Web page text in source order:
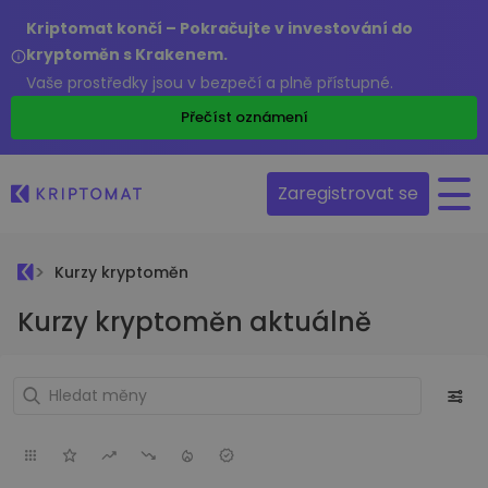
Kriptomat končí – Pokračujte v investování do
kryptoměn s Krakenem.
Vaše prostředky jsou v bezpečí a plně přístupné.
Přečíst oznámení
Zaregistrovat se
Kurzy kryptoměn
Kurzy kryptoměn aktuálně